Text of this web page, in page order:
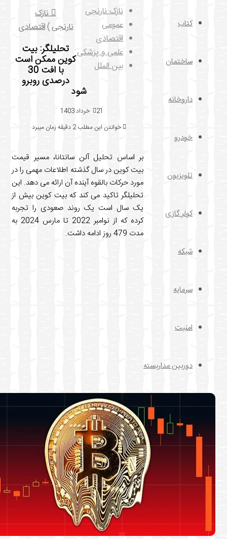
کتاب
ساختمان
داروخانه
خودرو
تلویزیون
کولر گازی
شبکه
سرمایه
امنیت
دوربین مداربسته
نازک نارنجی
عمومی
اقتصادی
علمی و پزشکی
بین الملل
نارنجی)اقتصادی
تحلیلگر: بیت
کوین ممکن است
با افت 30
درصدی روبرو
خواندن این مطلب 2 دقیقه زمان میبرد
بر اساس تحلیل آلن سانتانا، مسیر قیمت
بیت کوین در سال گذشته اطلاعات مهمی را در
مورد حرکات بالقوه آینده آن ارائه می دهد. این
تحلیلگر تاکید می کند که بیت کوین بیش از
یک سال است یک روند صعودی را تجربه
کرده که از نوامبر 2022 تا مارس 2024 به